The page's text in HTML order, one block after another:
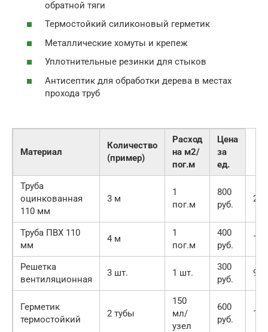
обратной тяги
Термостойкий силиконовый герметик
Металлические хомуты и крепеж
Уплотнительные резинки для стыков
Антисептик для обработки дерева в местах
прохода труб
Материал
Количество
(пример)
Расход
на м2/
пог.м
Цена
за
ед.
Труба
оцинкованная
110 мм
3 м
1
пог.м
800
руб.
Труба ПВХ 110
мм
4 м
1
пог.м
400
руб.
Решетка
вентиляционная
3 шт. 1 шт.
300
руб.
900
Герметик
термостойкий
2 тубы
150
мл/
узел
600
руб.